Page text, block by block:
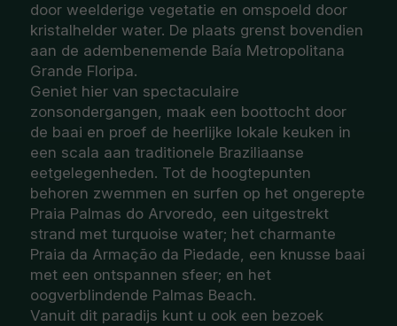
door weelderige vegetatie en omspoeld door
kristalhelder water. De plaats grenst bovendien
aan de adembenemende Baía Metropolitana
Grande Floripa.
Geniet hier van spectaculaire
zonsondergangen, maak een boottocht door
de baai en proef de heerlijke lokale keuken in
een scala aan traditionele Braziliaanse
eetgelegenheden. Tot de hoogtepunten
behoren zwemmen en surfen op het ongerepte
Praia Palmas do Arvoredo, een uitgestrekt
strand met turquoise water; het charmante
Praia da Armação da Piedade, een knusse baai
met een ontspannen sfeer; en het
oogverblindende Palmas Beach.
Vanuit dit paradijs kunt u ook een bezoek